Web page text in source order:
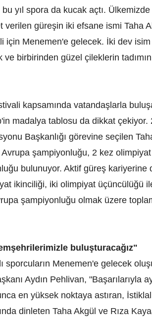
yıl spora da kucak açtı.
verilen güreşin iki efsane ismi Taha
için Menemen'e gelecek. İki dev
birbirinden güzel çileklerin
kapsamında vatandaşlarla
madalya tablosu da dikkat çekiyor.
Başkanlığı görevine seçilen
şampiyonluğu, 2 kez
bulunuyor. Aktif güreş kariyerine
ikinciliği, iki olimpiyat üçüncülüğü
şampiyonluğu olmak üzere
buluşturacağız"
sporcuların Menemen'e gelecek
Aydın Pehlivan, "Başarılarıyla ay
en yüksek noktaya astıran, İstiklal
dinleten Taha Akgül ve Rıza